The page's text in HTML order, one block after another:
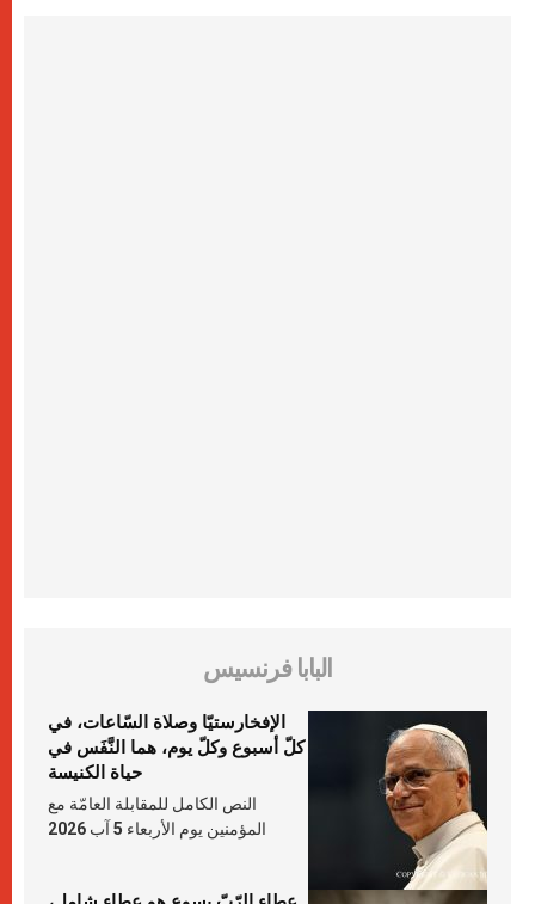
البابا فرنسيس
الإفخارستيّا وصلاة السّاعات، في
كلّ أسبوع وكلّ يوم، هما النَّفَس في
حياة الكنيسة
النص الكامل للمقابلة العامّة مع
المؤمنين يوم الأربعاء 5 آب 2026